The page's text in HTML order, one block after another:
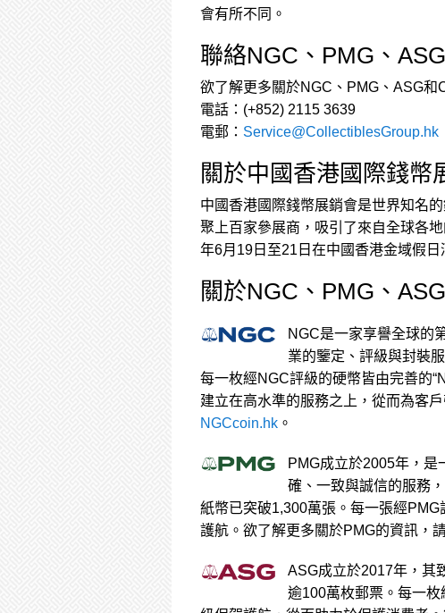
會有所不同。
聯絡NGC、PMG、
欲了解更多關於NGC、PMG、ASG和
電話：(+852) 2115 3639
電郵： Service@CollectiblesGroup.hk
關於中國香港國際錢幣
中國香港國際錢幣展銷會是世界知名
聚上百家參展商，吸引了來自全球各
年6月19日至21日在中國香港金域假
關於NGC、PMG、
NGC是一家享譽全球的
業的鑒定、評級與封裝
每一枚經NGC評級的硬幣皆由完善的
建立在高水準的服務之上，從而為客
NGCcoin.hk 。
PMG成立於2005年，是
確、一致與誠信的服務
紙幣已突破1,300萬張。每一張經PMG
護航。欲了解更多關於PMG的資訊，
ASG成立於2017年，其
逾100萬枚郵票。每一枚